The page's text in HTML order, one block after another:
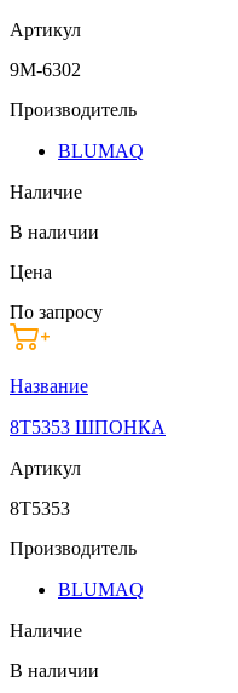
Артикул
9M-6302
Производитель
BLUMAQ
Наличие
В наличии
Цена
По запросу
Название
8T5353 ШПОНКА
Артикул
8T5353
Производитель
BLUMAQ
Наличие
В наличии